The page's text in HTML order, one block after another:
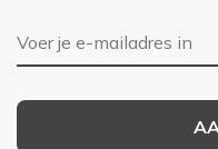
E-mailadres